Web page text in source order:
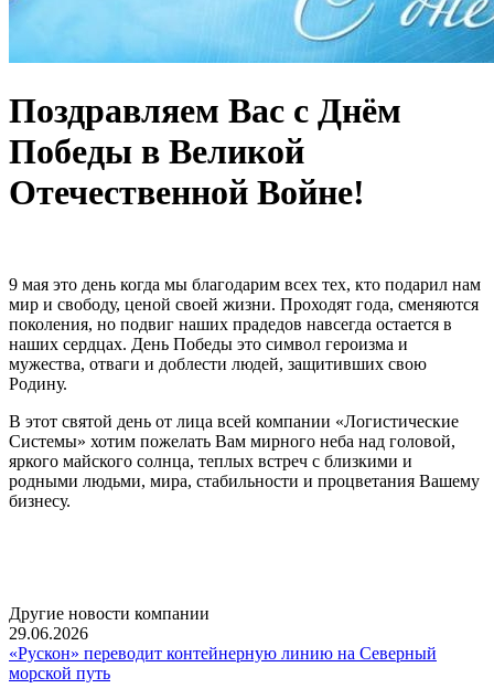
Поздравляем Вас с Днём
Победы в Великой
Отечественной Войне!
9 мая это день когда мы благодарим всех тех, кто подарил нам
мир и свободу, ценой своей жизни. Проходят года, сменяются
поколения, но подвиг наших прадедов навсегда остается в
наших сердцах. День Победы это символ героизма и
мужества, отваги и доблести людей, защитивших свою
Родину.
В этот святой день от лица всей компании «Логистические
Системы» хотим пожелать Вам мирного неба над головой,
яркого майского солнца, теплых встреч с близкими и
родными людьми, мира, стабильности и процветания Вашему
бизнесу.
Другие новости компании
29.06.2026
«Рускон» переводит контейнерную линию на Северный
морской путь